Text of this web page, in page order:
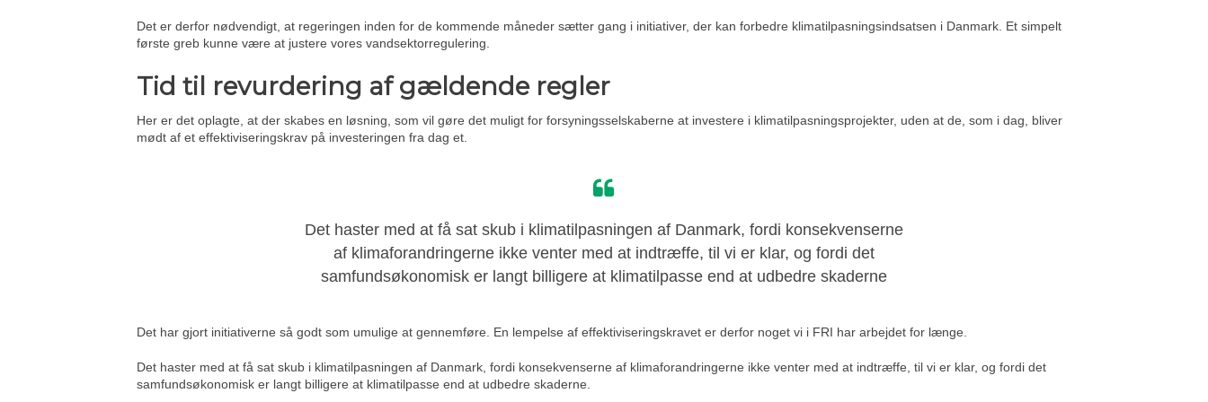
Det er derfor nødvendigt, at regeringen inden for de kommende måneder sætter gang i initiativer, der kan forbedre klimatilpasningsindsatsen i Danmark. Et simpelt
første greb kunne være at justere vores vandsektorregulering.
Tid til revurdering af gældende regler
Her er det oplagte, at der skabes en løsning, som vil gøre det muligt for forsyningsselskaberne at investere i klimatilpasningsprojekter, uden at de, som i dag, bliver
mødt af et effektiviseringskrav på investeringen fra dag et.
Det haster med at få sat skub i klimatilpasningen af Danmark, fordi konsekvenserne
af klimaforandringerne ikke venter med at indtræffe, til vi er klar, og fordi det
samfundsøkonomisk er langt billigere at klimatilpasse end at udbedre skaderne
Det har gjort initiativerne så godt som umulige at gennemføre. En lempelse af effektiviseringskravet er derfor noget vi i FRI har arbejdet for længe.
Det haster med at få sat skub i klimatilpasningen af Danmark, fordi konsekvenserne af klimaforandringerne ikke venter med at indtræffe, til vi er klar, og fordi det
samfundsøkonomisk er langt billigere at klimatilpasse end at udbedre skaderne.